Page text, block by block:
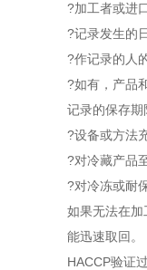
?加工者或进
?记录发生的
?作记录的人
?如有，产品
记录的保存
?设备或方法
?对冷藏产品
?对冷冻或耐
如果无法在
能迅速取回。
HACCP验证